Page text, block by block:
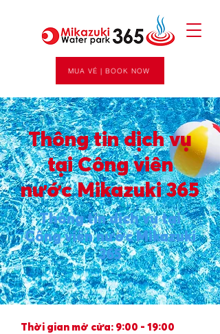
MUA VÉ | BOOK NOW
Thông tin dịch vụ
tại Công viên
nước Mikazuki 365
Thông tin dịch vụ tại
Công viên nước Mikazuki
365
Thời gian mở cửa: 9:00 - 19:00